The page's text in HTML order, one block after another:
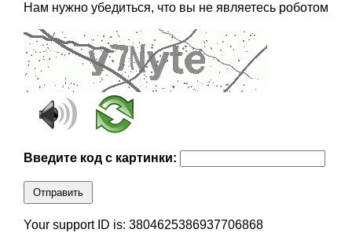
Нам нужно убедиться, что вы не являетесь роботом
Введите код с картинки:
Отправить
Your support ID is: 3804625386937706868